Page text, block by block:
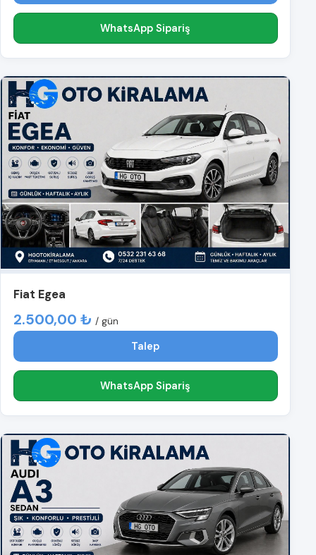
WhatsApp Sipariş
Fiat Egea
2.500,00 ₺ / gün
Talep
WhatsApp Sipariş